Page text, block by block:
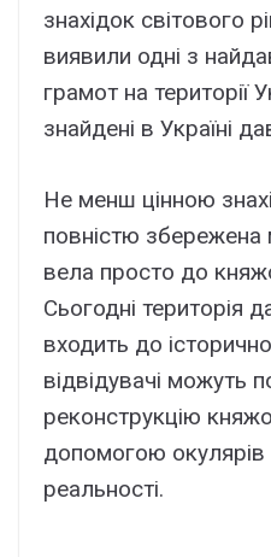
знахідок світового
виявили одні з
грамот на території
знайдені в Україні
Не менш цінною
повністю
вела просто до
Сьогодні територія
входить до
відвідувачі можуть
реконструкцію
допомогою окулярів
реальності.